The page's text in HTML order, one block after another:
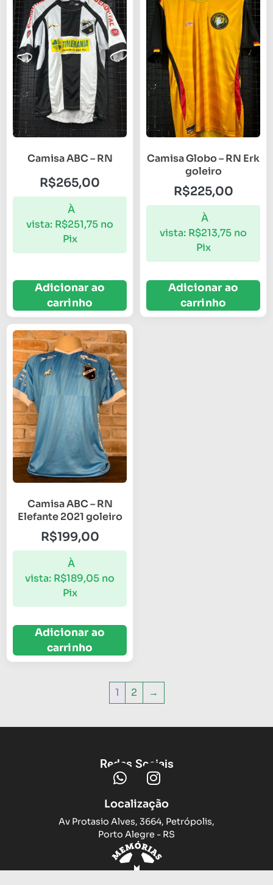
Camisa ABC – RN
R$265,00
À
vista: R$251,75 no
Pix
Adicionar ao
carrinho
Camisa Globo – RN Erk
goleiro
R$225,00
À
vista: R$213,75 no
Pix
Adicionar ao
carrinho
Camisa ABC – RN
Elefante 2021 goleiro
R$199,00
À
vista: R$189,05 no
Pix
Adicionar ao
carrinho
1 2 →
Redes Sociais
Localização
Av Protasio Alves, 3664, Petrópolis,
Porto Alegre - RS